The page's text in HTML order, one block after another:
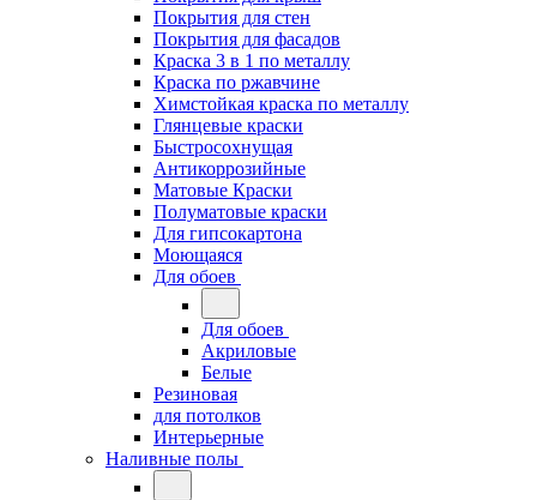
Покрытия для стен
Покрытия для фасадов
Краска 3 в 1 по металлу
Краска по ржавчине
Химстойкая краска по металлу
Глянцевые краски
Быстросохнущая
Антикоррозийные
Матовые Краски
Полуматовые краски
Для гипсокартона
Моющаяся
Для обоев
Для обоев
Акриловые
Белые
Резиновая
для потолков
Интерьерные
Наливные полы